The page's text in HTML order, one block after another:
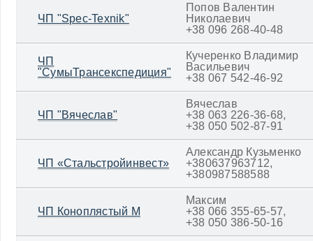
ЧП "Spec-Texnik"
Попов Валентин
Николаевич
+38 096 268-40-48
ЧП
"СумыТрансекспедиция"
Кучеренко Владимир
Васильевич
+38 067 542-46-92
ЧП "Вячеслав"
Вячеслав
+38 063 226-36-68,
+38 050 502-87-91
ЧП «Стальстройинвест»
Александр Кузьменко
+380637963712,
+380987588588
ЧП Коноплястый М
Максим
+38 066 355-65-57,
+38 050 386-50-16